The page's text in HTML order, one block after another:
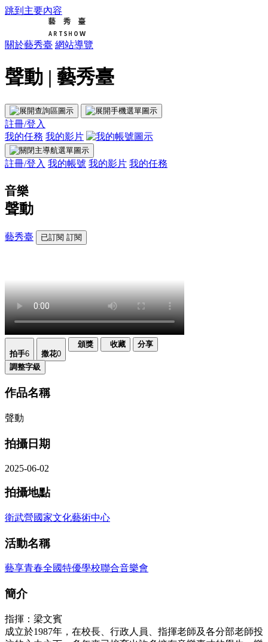
跳到主要內容
關於藝秀臺 網站導覽
聲動 | 藝秀臺
註冊/登入
我的任務 我的影片
註冊/登入 我的帳號 我的影片 我的任務
音樂
聲動
藝秀臺 已訂閱 訂閱
拍手6 撒花0
頒獎 收藏 分享
調整字級
作品名稱
聲動
拍攝日期
2025-06-02
拍攝地點
衛武營國家文化藝術中心
活動名稱
藝享青春全國特優學校聯合音樂會
簡介
指揮：梁文賓
成立於1987年，在校長、行政人員、指揮老師及各分部老師投